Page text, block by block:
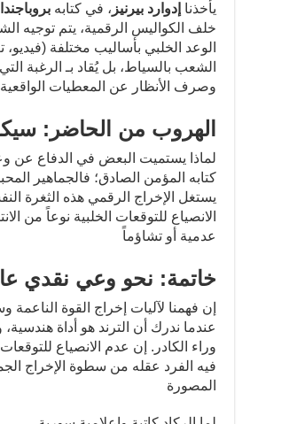
يأخذنا إدوارد بيرنيز ، في كتابهبروباجندا
خلف الكواليس الرقمية، يتم توجيه
الوعد الخلبي بأساليب مختلفة
الشعب بالسياط، بل يُقاد بـ الرغبة
وصرف الأنظار عن المعطيات
الهروب من الحاضر:
لماذا يستميت البعض في الدفاع عن
كتابه المؤمن الصادق؛ فالجماهير
يستغل الإخراج الرقمي هذه الثغرة
الانصياع للتوقعات الخلبية نوعاً من
عدمية أو تشاؤماً
خاتمة: نحو وعي نقدي
إن فهمنا لآليات إخراج القوة
عندما ندرك أن الترند هو أداة
وراء الكادر. إن عدم الانصياع
فيه الفرد عقله من سطوة الإخراج
المصورة